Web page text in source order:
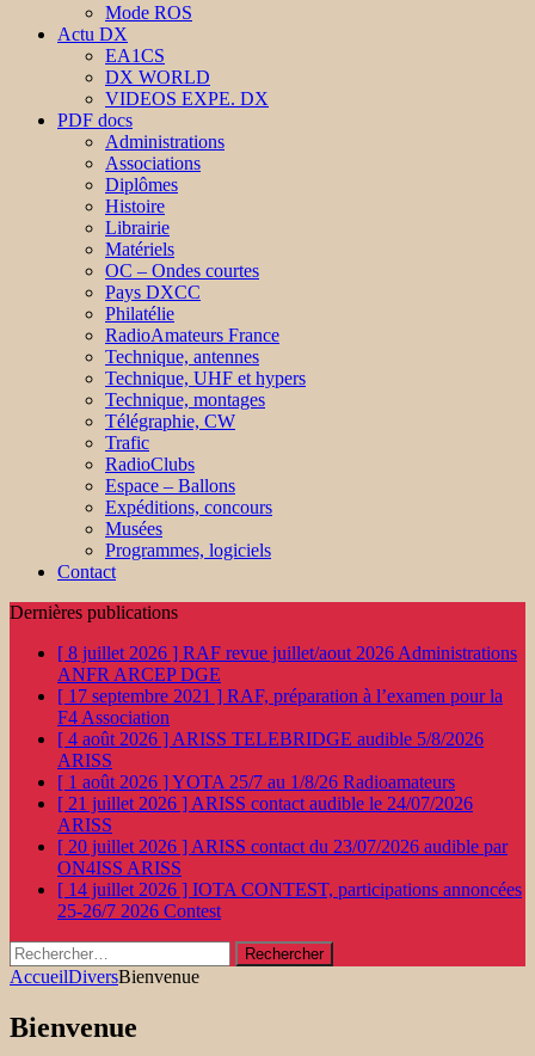
Mode ROS
Actu DX
EA1CS
DX WORLD
VIDEOS EXPE. DX
PDF docs
Administrations
Associations
Diplômes
Histoire
Librairie
Matériels
OC – Ondes courtes
Pays DXCC
Philatélie
RadioAmateurs France
Technique, antennes
Technique, UHF et hypers
Technique, montages
Télégraphie, CW
Trafic
RadioClubs
Espace – Ballons
Expéditions, concours
Musées
Programmes, logiciels
Contact
Dernières publications
[ 8 juillet 2026 ] RAF revue juillet/aout 2026 Administrations
ANFR ARCEP DGE
[ 17 septembre 2021 ] RAF, préparation à l’examen pour la
F4 Association
[ 4 août 2026 ] ARISS TELEBRIDGE audible 5/8/2026
ARISS
[ 1 août 2026 ]YOTA 25/7 au 1/8/26 Radioamateurs
[ 21 juillet 2026 ] ARISS contact audible le 24/07/2026
ARISS
[ 20 juillet 2026 ] ARISS contact du 23/07/2026 audible par
ON4ISS ARISS
[ 14 juillet 2026 ] IOTA CONTEST, participations annoncées
25-26/7 2026 Contest
Rechercher :
AccueilDiversBienvenue
Bienvenue